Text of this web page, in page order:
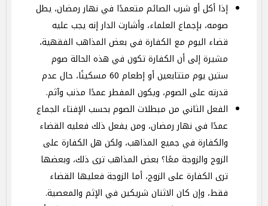
إذا أكل أو شرب الصائم متعمدًا في نهار رمضان، يطل
صومه، بإجماع العلماء، وأشارت الدار إنه يجب عليه
قضاء اليوم مع الكفارة في بعض المذاهب الفقهية،
مشيرة إلى أن الكفارة تكون في هذه الحالة صوم
ستين يوم متتابعين أو إطعام 60 مسكينًا، حال عدم
قدرته على الصوم، ويكون المفطر عمدًا مذنب وآثم.
الفعل الثاني من مبطلات الصوم بحسب الإفتاء الجماع
عمدًا في نهار رمضان، ومن يفعل ذلك فعليه القضاء
والكفارة في جميع المذاهب، ولكن هل الكفارة على
الزوج والزوجة معًا؟ بعض المذاهب ترى ذلك، وبعضها
ترى الكفارة على الزوج، أما الزوجة فعليها القضاء
فقط، وإن كان الاثنان شريكين في الإثم والمعصية.